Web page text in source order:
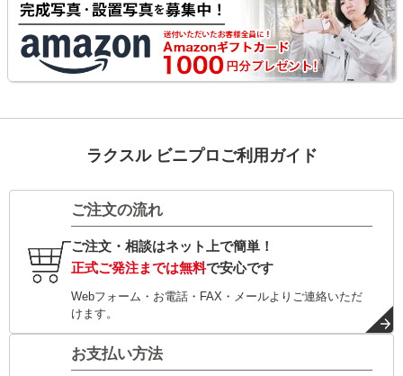
ラクスル ビニプロご利用ガイド
ご注文の流れ
ご注文・相談はネット上で簡単！
正式ご発注までは無料で安心です
Webフォーム・お電話・FAX・メールよりご連絡いただ
けます。
お支払い方法